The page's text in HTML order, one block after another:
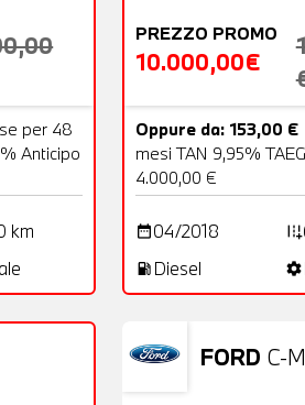
per 48
Anticipo
km
PREZZO PROMO
10.000,00€
Oppure da: 153,00 €
mesi TAN 9,95%
4.000,00 €
date_range04/2018 add_road
local_gas_station Diesel settings
FORD C-
Usato